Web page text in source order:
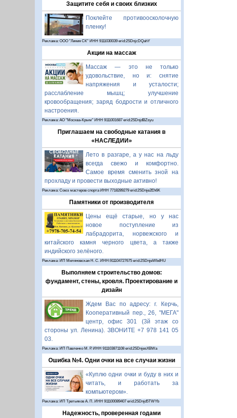
Защитите себя и своих близких
Поклейте противоосколочную
пленку!
Реклама: ООО "Линия СК" ИНН 9111030039 erid:2SDnjcDQahY
Акции на массаж
Массаж — это не только
удовольствие, но и: снятие
напряжения и усталости;
расслабление мышц; улучшение
кровообращения; заряд бодрости и отличного
настроения.
Реклама: АО "Москва-Крым" ИНН 9111001687 erid:2SDnjdBZsyu
Приглашаем на свободные катания в
«НАСЛЕДИИ»
Лето в разгаре, а у нас на льду
всегда свежо и комфортно.
Самое время сменить зной на
прохладу и провести выходные активно!
Реклама: Союз мастеров спорта ИНН 7718289279 erid:2SDnje2Eh6K
Памятники от производителя
Цены ещё старые, но у нас
новое поступление из
лабрадорита, норвежского и
китайского камня черного цвета, а также
индийского зелёного.
Реклама: ИП Миляновская Н. С. ИНН:911104727675 erid:2SDnjeWbdHU
Выполняем строительство домов:
фундамент, стены, кровля. Проектирование и
дизайн
Ждем Вас по адресу: г. Керчь,
Кооперативный пер., 26, "МЕГА"
центр, офис 301 (3й этаж со
стороны ул. Ленина). ЗВОНИТЕ +7 978 141 05
03.
Реклама: ИП Павленко М. Р. ИНН 911103871108 erid:2SDnjesXBWa
Ошибка №4. Одни очки на все случаи жизни
«Куплю одни очки и буду в них и
читать, и работать за
компьютером».
Реклама: ИП Третьяков А. П. ИНН 911100089407 erid:2SDnjd5TWYb
Надежность, проверенная годами